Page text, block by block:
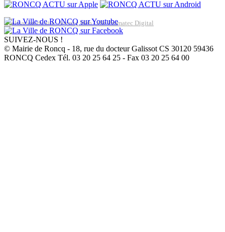
Réalisation du site: Agence Web Lille Promatec Digital
SUIVEZ-NOUS !
© Mairie de Roncq - 18, rue du docteur Galissot CS 30120 59436
RONCQ Cedex Tél. 03 20 25 64 25 - Fax 03 20 25 64 00